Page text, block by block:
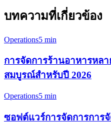
บทความที่เกี่ยวข้อง
Operations5 min
การจัดการร้านอาหารหล
สมบูรณ์สำหรับปี 2026
Operations5 min
ซอฟต์แวร์การจัดการการ